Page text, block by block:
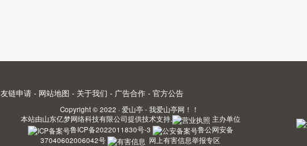
友链申请 - 网站地图 - 关于我们 - 广告合作 - 官方公告
Copyright © 2022 · 爱山亭 - 我爱山亭网！！
本站由山东亿梦网络科技有限公司提供技术支持.
主办单位
鲁ICP备2022011830号-3
鲁公网安备
37040602006042号
网上有害信息举报专区